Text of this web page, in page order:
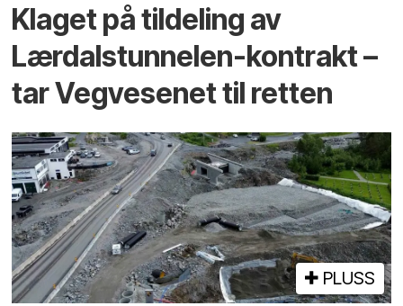
Klaget på tildeling av
Lærdalstunnelen-kontrakt –
tar Vegvesenet til retten
PLUSS